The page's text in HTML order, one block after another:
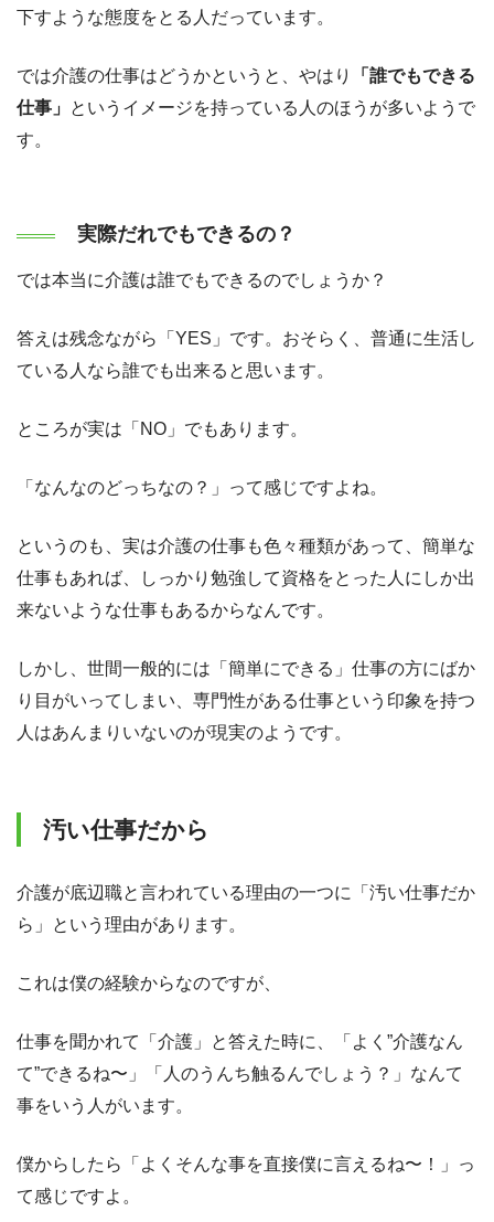
下すような態度をとる人だっています。
では介護の仕事はどうかというと、やはり
「誰でもできる
仕事」 というイメージを持っている人のほうが多いようで
す。
実際だれでもできるの？
では本当に介護は誰でもできるのでしょうか？
答えは残念ながら「YES」です。おそらく、普通に生活し
ている人なら誰でも出来ると思います。
ところが実は「NO」でもあります。
「なんなのどっちなの？」って感じですよね。
というのも、実は介護の仕事も色々種類があって、簡単な
仕事もあれば、しっかり勉強して資格をとった人にしか出
来ないような仕事もあるからなんです。
しかし、世間一般的には「簡単にできる」仕事の方にばか
り目がいってしまい、専門性がある仕事という印象を持つ
人はあんまりいないのが現実のようです。
汚い仕事だから
介護が底辺職と言われている理由の一つに「汚い仕事だか
ら」という理由があります。
これは僕の経験からなのですが、
仕事を聞かれて「介護」と答えた時に、「よく”介護なん
て”できるね〜」「人のうんち触るんでしょう？」なんて
事をいう人がいます。
僕からしたら「よくそんな事を直接僕に言えるね〜！」っ
て感じですよ。